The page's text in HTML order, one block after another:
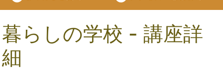
暮らしの学校 - 講座詳
細